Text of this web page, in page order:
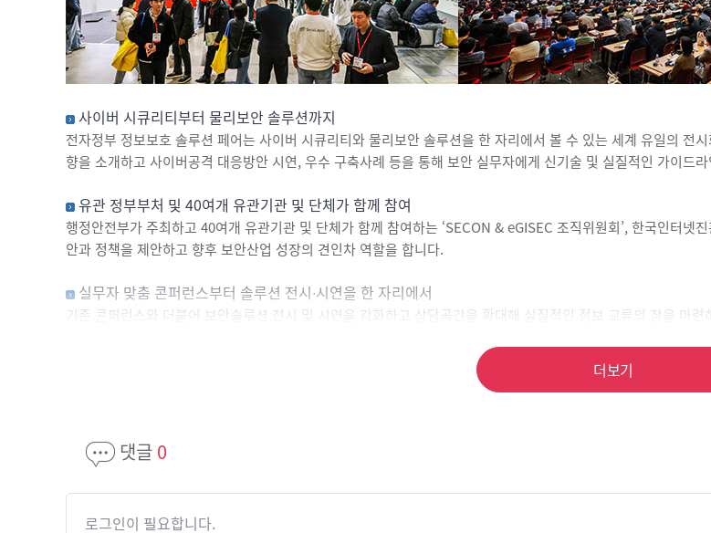
사이버 시큐리티부터 물리보안 솔루션까지
전자정부 정보보호 솔루션 페어는 사이버 시큐리티와 물리보안 솔루션을 한 자리에서 볼 수 있는 세계 유일의 전
향을 소개하고 사이버공격 대응방안 시연, 우수 구축사례 등을 통해 보안 실무자에게 신기술 및 실질적인 가이드
유관 정부부처 및 40여개 유관기관 및 단체가 함께 참여
행정안전부가 주최하고 40여개 유관기관 및 단체가 함께 참여하는 ‘SECON & eGISEC 조직위원회’, 한국인터
안과 정책을 제안하고 향후 보안산업 성장의 견인차 역할을 합니다.
실무자 맞춤 콘퍼런스부터 솔루션 전시∙시연을 한 자리에서
기존 콘퍼런스와 더불어 보안솔루션 전시 및 시연을 강화하고 상담공간을 확대해 실질적인 정보 교류의 장을 마
대해서도 쉽게 파악할 수 있습니다.
더보기
댓글 0
로그인이 필요합니다.